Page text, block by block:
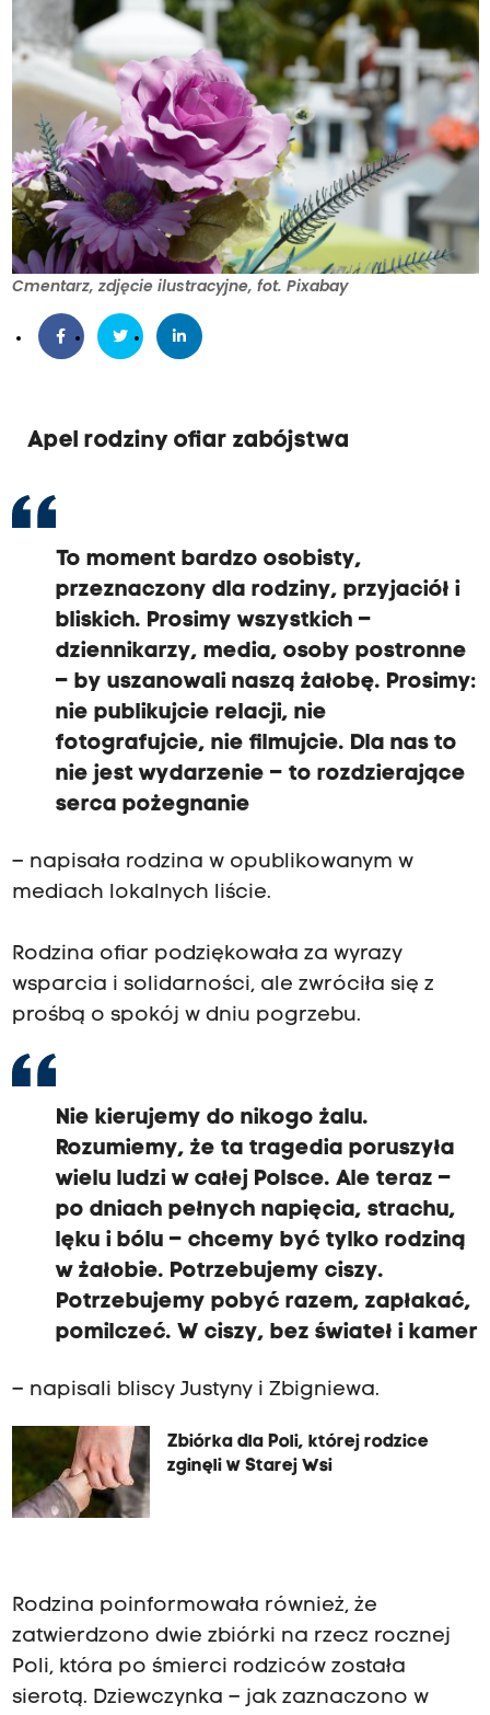
Cmentarz, zdjęcie ilustracyjne, fot. Pixabay
Apel rodziny ofiar zabójstwa
To moment bardzo osobisty,
przeznaczony dla rodziny, przyjaciół i
bliskich. Prosimy wszystkich –
dziennikarzy, media, osoby postronne
– by uszanowali naszą żałobę. Prosimy:
nie publikujcie relacji, nie
fotografujcie, nie filmujcie. Dla nas to
nie jest wydarzenie – to rozdzierające
serca pożegnanie
– napisała rodzina w opublikowanym w
mediach lokalnych liście.
Rodzina ofiar podziękowała za wyrazy
wsparcia i solidarności, ale zwróciła się z
prośbą o spokój w dniu pogrzebu.
Nie kierujemy do nikogo żalu.
Rozumiemy, że ta tragedia poruszyła
wielu ludzi w całej Polsce. Ale teraz –
po dniach pełnych napięcia, strachu,
lęku i bólu – chcemy być tylko rodziną
w żałobie. Potrzebujemy ciszy.
Potrzebujemy pobyć razem, zapłakać,
pomilczeć. W ciszy, bez świateł i kamer
– napisali bliscy Justyny i Zbigniewa.
Zbiórka dla Poli, której rodzice
zginęli w Starej Wsi
Rodzina poinformowała również, że
zatwierdzono dwie zbiórki na rzecz rocznej
Poli, która po śmierci rodziców została
sierotą. Dziewczynka – jak zaznaczono w